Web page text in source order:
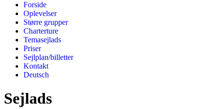
Forside
Oplevelser
Større grupper
Charterture
Temasejlads
Priser
Sejlplan/billetter
Kontakt
Deutsch
Sejlads